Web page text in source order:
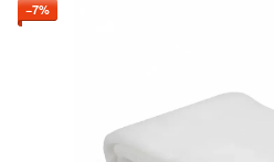
−7%